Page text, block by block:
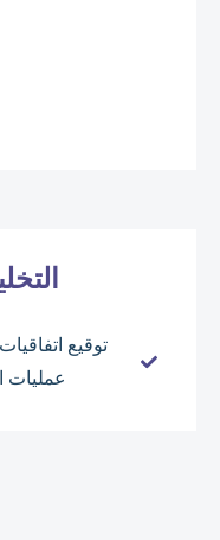
توقيع
عمليات